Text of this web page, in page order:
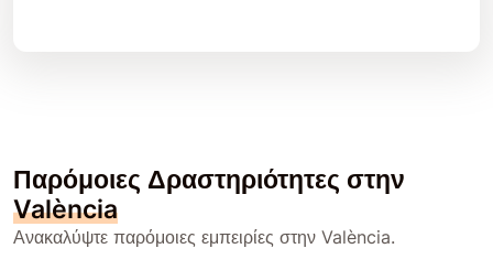
Παρόμοιες Δραστηριότητες στην
València
Ανακαλύψτε παρόμοιες εμπειρίες στην València.